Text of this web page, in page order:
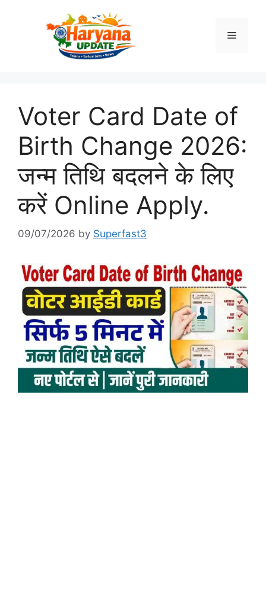
Menu
Voter Card Date of
Birth Change 2026:
जन्म तिथि बदलने के लिए
करें Online Apply.
09/07/2026 by Superfast3